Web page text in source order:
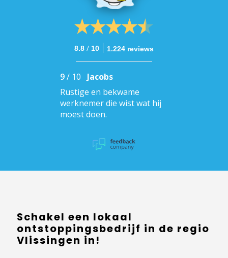
8.8 / 10 1.224 reviews
9/ 10
Jacobs
Rustige en bekwame
werknemer die wist wat hij
moest doen.
Schakel een lokaal
ontstoppingsbedrijf in de regio
Vlissingen in!